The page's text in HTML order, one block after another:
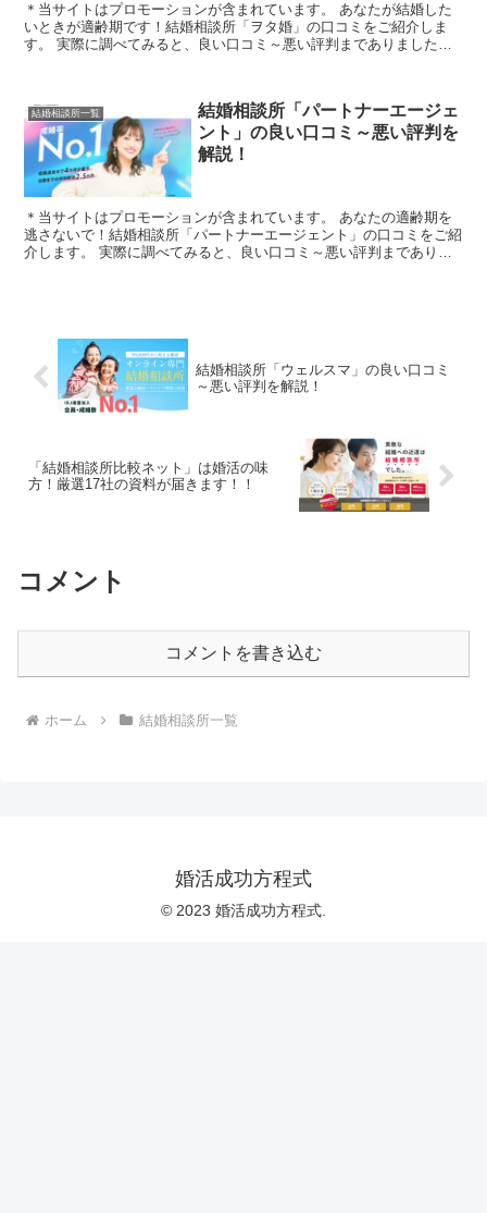
＊当サイトはプロモーションが含まれています。 あなたが結婚した
いときが適齢期です！結婚相談所「ヲタ婚」の口コミをご紹介しま
す。 実際に調べてみると、良い口コミ～悪い評判までありました。
結婚相談所一覧
結婚相談所「パートナーエージェ
ント」の良い口コミ～悪い評判を
解説！
＊当サイトはプロモーションが含まれています。 あなたの適齢期を
逃さないで！結婚相談所「パートナーエージェント」の口コミをご紹
介します。 実際に調べてみると、良い口コミ～悪い評判までありま
結婚相談所「ウェルスマ」の良い口コミ
～悪い評判を解説！
「結婚相談所比較ネット」は婚活の味
方！厳選17社の資料が届きます！！
コメント
コメントを書き込む
ホーム 結婚相談所一覧
婚活成功方程式
© 2023 婚活成功方程式.